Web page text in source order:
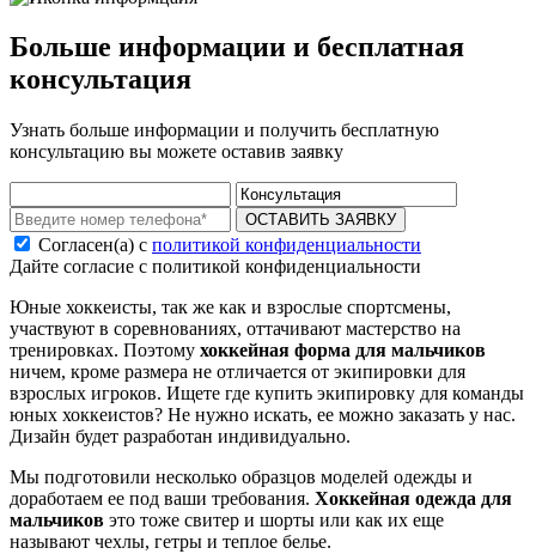
Больше информации и бесплатная
консультация
Узнать больше информации и получить бесплатную
консультацию вы можете оставив заявку
ОСТАВИТЬ ЗАЯВКУ
Согласен(а) с политикой конфиденциальности
Дайте согласие с политикой конфиденциальности
Юные хоккеисты, так же как и взрослые спортсмены,
участвуют в соревнованиях, оттачивают мастерство на
тренировках. Поэтому хоккейная форма для мальчиков
ничем, кроме размера не отличается от экипировки для
взрослых игроков. Ищете где купить экипировку для команды
юных хоккеистов? Не нужно искать, ее можно заказать у нас.
Дизайн будет разработан индивидуально.
Мы подготовили несколько образцов моделей одежды и
доработаем ее под ваши требования. Хоккейная одежда для
мальчиков это тоже свитер и шорты или как их еще
называют чехлы, гетры и теплое белье.